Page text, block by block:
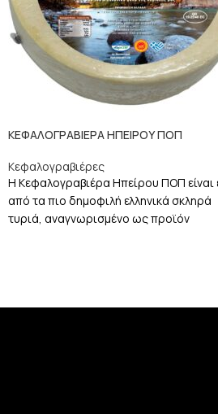
ΚΕΦΑΛΟΓΡΑΒΙΕΡΑ ΗΠΕΙΡΟΥ ΠΟΠ
Κεφαλογραβιέρες
Η Κεφαλογραβιέρα Ηπείρου ΠΟΠ είναι
από τα πιο δημοφιλή ελληνικά σκληρά
τυριά, αναγνωρισμένο ως προϊόν